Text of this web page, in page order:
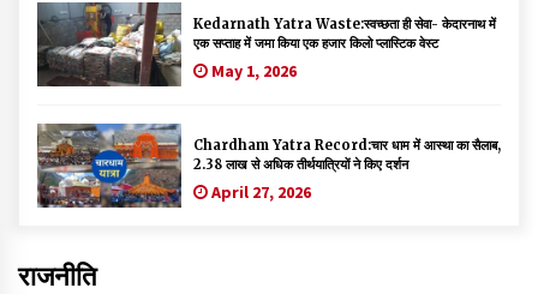
Kedarnath Yatra Waste:स्वच्छता ही सेवा- केदारनाथ में
एक सप्ताह में जमा किया एक हजार किलो प्लास्टिक वेस्ट
May 1, 2026
Chardham Yatra Record:चार धाम में आस्था का सैलाब,
2.38 लाख से अधिक तीर्थयात्रियों ने किए दर्शन
April 27, 2026
राजनीति